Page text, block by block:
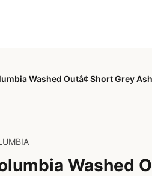
Washed Outâ¢ Short Grey
Washed